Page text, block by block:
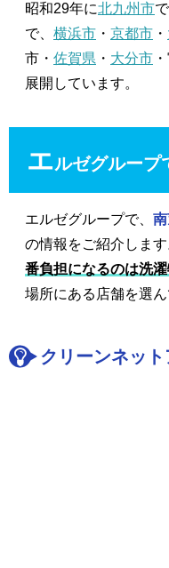
昭和29年に北九州市
で、 横浜市 ・ 京都市 ・
市・ 佐賀県 ・ 大分市
展開しています。
エルゼグループ
エルゼグループで、 南
の情報をご紹介しま
番負担になるのは洗
場所にある店舗を選
クリーンネッ